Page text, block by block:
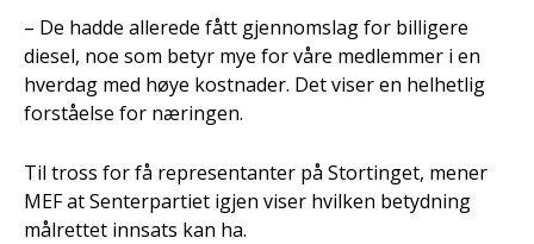
– De hadde allerede fått gjennomslag for billigere
diesel, noe som betyr mye for våre medlemmer i en
hverdag med høye kostnader. Det viser en helhetlig
forståelse for næringen.
Til tross for få representanter på Stortinget, mener
MEF at Senterpartiet igjen viser hvilken betydning
målrettet innsats kan ha.